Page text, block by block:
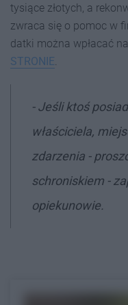
tysiące złotych, a
zwraca się o pomoc w
datki można wpłacać
STRONIE
- Jeśli ktoś
właściciela,
zdarzenia -
schroniskiem -
opiekunowie.